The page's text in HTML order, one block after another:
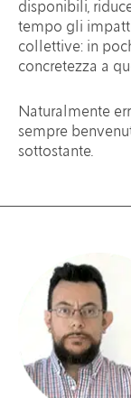
disponibili,
tempo gli
collettive: in
concretezza a
Naturalmente
sempre
sottostante.